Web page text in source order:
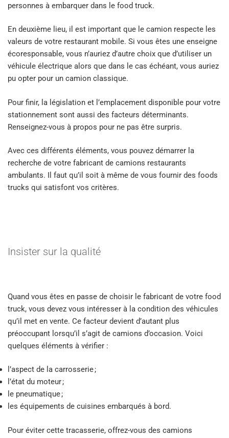
personnes à embarquer dans le food truck.
En deuxième lieu, il est important que le camion respecte les
valeurs de votre restaurant mobile. Si vous êtes une enseigne
écoresponsable, vous n’auriez d’autre choix que d’utiliser un
véhicule électrique alors que dans le cas échéant, vous auriez
pu opter pour un camion classique.
Pour finir, la législation et l’emplacement disponible pour votre
stationnement sont aussi des facteurs déterminants.
Renseignez-vous à propos pour ne pas être surpris.
Avec ces différents éléments, vous pouvez démarrer la
recherche de votre fabricant de camions restaurants
ambulants. Il faut qu’il soit à même de vous fournir des foods
trucks qui satisfont vos critères.
Insister sur la qualité
Quand vous êtes en passe de choisir le fabricant de votre food
truck, vous devez vous intéresser à la condition des véhicules
qu’il met en vente. Ce facteur devient d’autant plus
préoccupant lorsqu’il s’agit de camions d’occasion. Voici
quelques éléments à vérifier :
l’aspect de la carrosserie ;
l’état du moteur ;
le pneumatique ;
les équipements de cuisines embarqués à bord.
Pour éviter cette tracasserie, offrez-vous des camions